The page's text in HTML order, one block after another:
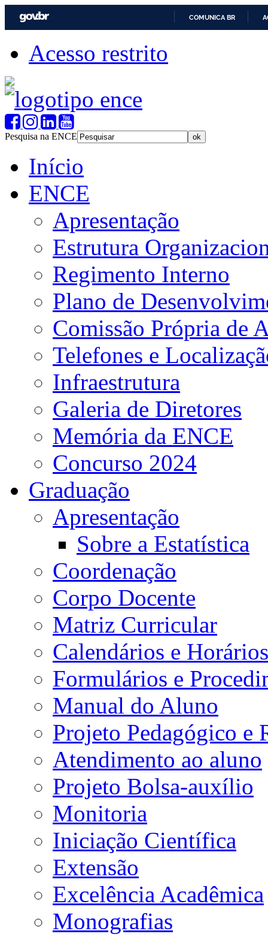
COMUNICA BR
Acesso restrito
Pesquisa na ENCE
Início
ENCE
Apresentação
Estrutura
Regimento Interno
Plano de
Comissão Própria de
Telefones e
Infraestrutura
Galeria de Diretores
Memória da ENCE
Concurso 2024
Graduação
Apresentação
Sobre a Estatística
Coordenação
Corpo Docente
Matriz Curricular
Calendários e Horários
Formulários e
Manual do Aluno
Projeto Pedagógico e
Atendimento ao aluno
Projeto Bolsa-auxílio
Monitoria
Iniciação Científica
Extensão
Excelência Acadêmica
Monografias